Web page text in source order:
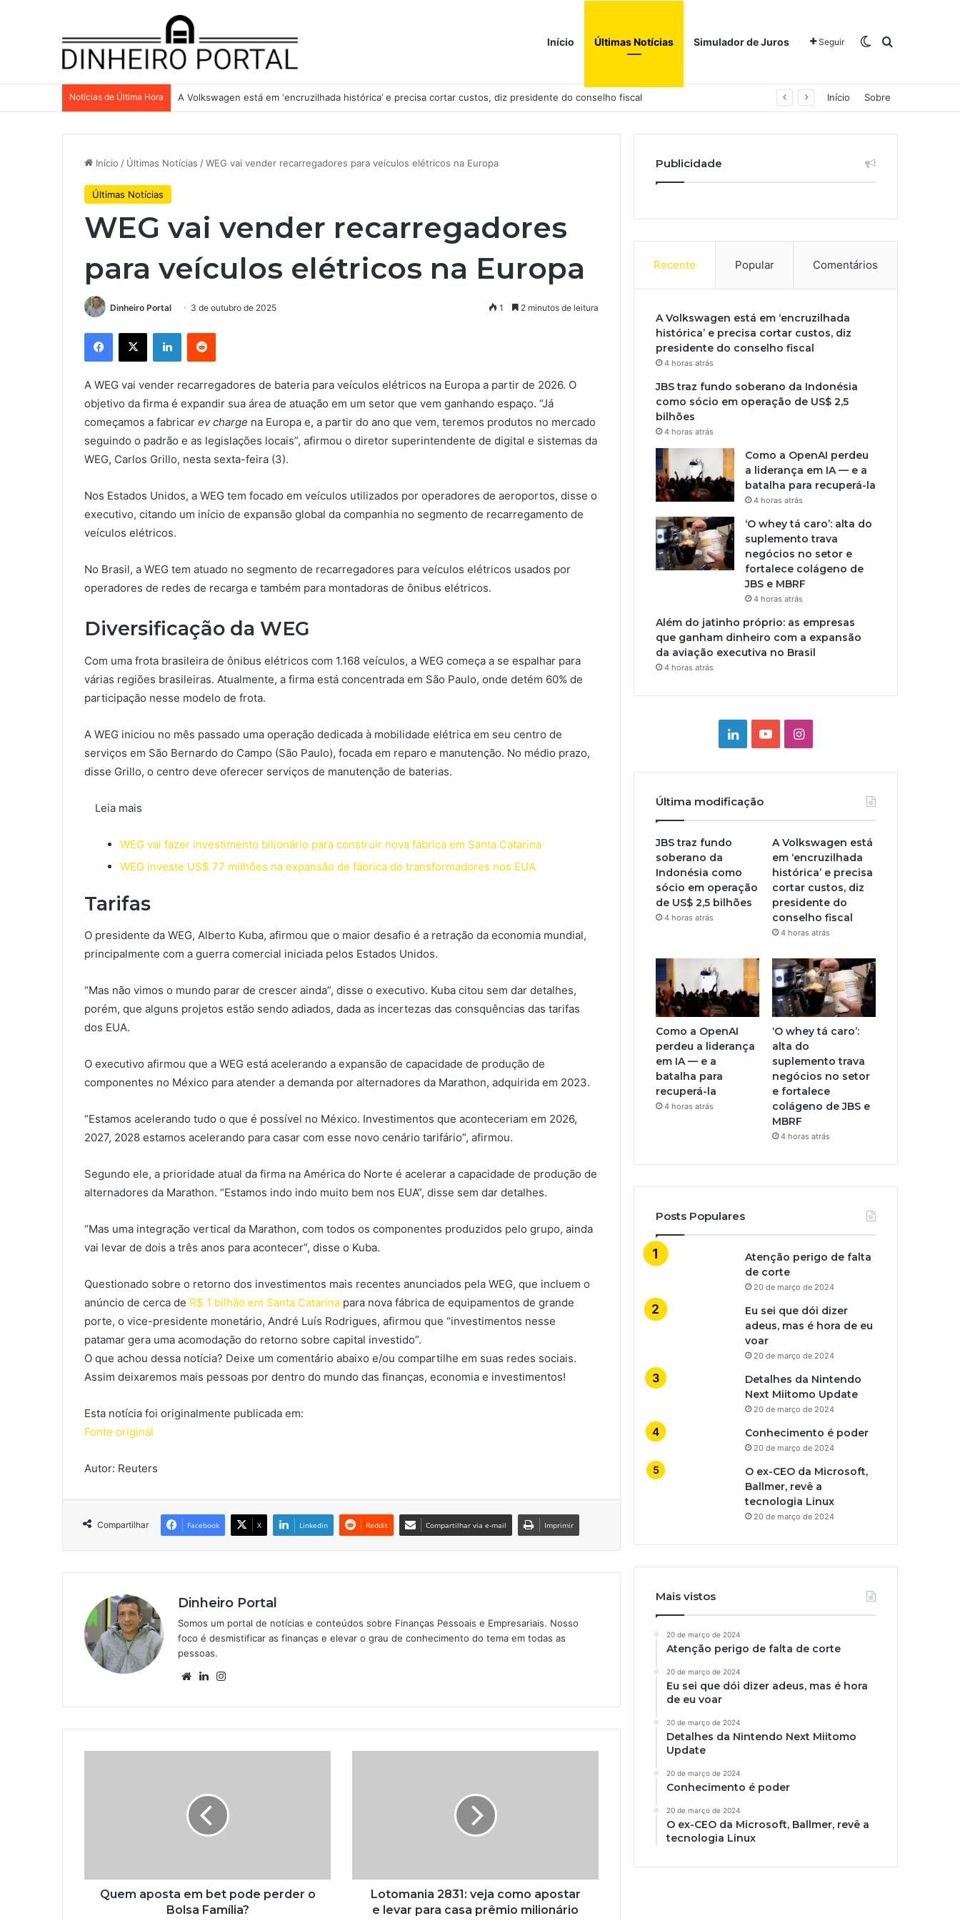
Início Últimas Notícias Simulador de Juros Seguir Switch skin
Procurar por
Notícias de Última Hora A Volkswagen está em ‘encruzilhada histórica’ e precisa cortar custos, diz presidente do conselho fiscal Início Sobre
Início / Últimas Notícias /WEG vai vender recarregadores para veículos elétricos na Europa
Últimas Notícias
WEG vai vender recarregadores
para veículos elétricos na Europa
Dinheiro Portal 3 de outubro de 2025 1 2 minutos de leitura
Facebook
X LinkedinReddit
A WEG vai vender recarregadores de bateria para veículos elétricos na Europa a partir de 2026. O
objetivo da firma é expandir sua área de atuação em um setor que vem ganhando espaço. “Já
começamos a fabricar ev charge na Europa e, a partir do ano que vem, teremos produtos no mercado
seguindo o padrão e as legislações locais”, afirmou o diretor superintendente de digital e sistemas da
WEG, Carlos Grillo, nesta sexta-feira (3).
Nos Estados Unidos, a WEG tem focado em veículos utilizados por operadores de aeroportos, disse o
executivo, citando um início de expansão global da companhia no segmento de recarregamento de
veículos elétricos.
No Brasil, a WEG tem atuado no segmento de recarregadores para veículos elétricos usados por
operadores de redes de recarga e também para montadoras de ônibus elétricos.
Diversificação da WEG
Com uma frota brasileira de ônibus elétricos com 1.168 veículos, a WEG começa a se espalhar para
várias regiões brasileiras. Atualmente, a firma está concentrada em São Paulo, onde detém 60% de
participação nesse modelo de frota.
A WEG iniciou no mês passado uma operação dedicada à mobilidade elétrica em seu centro de
serviços em São Bernardo do Campo (São Paulo), focada em reparo e manutenção. No médio prazo,
disse Grillo, o centro deve oferecer serviços de manutenção de baterias.
Leia mais
WEG vai fazer investimento bilionário para construir nova fábrica em Santa Catarina
WEG investe US$ 77 milhões na expansão de fábrica de transformadores nos EUA
Tarifas
O presidente da WEG, Alberto Kuba, afirmou que o maior desafio é a retração da economia mundial,
principalmente com a guerra comercial iniciada pelos Estados Unidos.
“Mas não vimos o mundo parar de crescer ainda”, disse o executivo. Kuba citou sem dar detalhes,
porém, que alguns projetos estão sendo adiados, dada as incertezas das consquências das tarifas
dos EUA.
O executivo afirmou que a WEG está acelerando a expansão de capacidade de produção de
componentes no México para atender a demanda por alternadores da Marathon, adquirida em 2023.
“Estamos acelerando tudo o que é possível no México. Investimentos que aconteceriam em 2026,
2027, 2028 estamos acelerando para casar com esse novo cenário tarifário”, afirmou.
Segundo ele, a prioridade atual da firma na América do Norte é acelerar a capacidade de produção de
alternadores da Marathon. “Estamos indo indo muito bem nos EUA”, disse sem dar detalhes.
“Mas uma integração vertical da Marathon, com todos os componentes produzidos pelo grupo, ainda
vai levar de dois a três anos para acontecer”, disse o Kuba.
Questionado sobre o retorno dos investimentos mais recentes anunciados pela WEG, que incluem o
anúncio de cerca de R$ 1 bilhão em Santa Catarina para nova fábrica de equipamentos de grande
porte, o vice-presidente monetário, André Luís Rodrigues, afirmou que “investimentos nesse
patamar gera uma acomodação do retorno sobre capital investido”.
O que achou dessa notícia? Deixe um comentário abaixo e/ou compartilhe em suas redes sociais.
Assim deixaremos mais pessoas por dentro do mundo das finanças, economia e investimentos!
Esta notícia foi originalmente publicada em:
Fonte original
Autor: Reuters
Compartilhar Facebook X Linkedin Reddit Compartilhar via e-mail Imprimir
Dinheiro Portal
Somos um portal de notícias e conteúdos sobre Finanças Pessoais e Empresariais. Nosso
foco é desmistificar as finanças e elevar o grau de conhecimento do tema em todas as
pessoas.
WebsiteLinkedin
Quem aposta em bet pode perder o
Bolsa Família?
Lotomania 2831: veja como apostar
e levar para casa prêmio milionário
Publicidade
Recente Popular Comentários
A Volkswagen está em ‘encruzilhada
histórica’ e precisa cortar custos, diz
presidente do conselho fiscal
4 horas atrás
JBS traz fundo soberano da Indonésia
como sócio em operação de US$ 2,5
bilhões
4 horas atrás
Como a OpenAI perdeu
a liderança em IA — e a
batalha para recuperá-la
4 horas atrás
‘O whey tá caro’: alta do
suplemento trava
negócios no setor e
fortalece colágeno de
JBS e MBRF
4 horas atrás
Além do jatinho próprio: as empresas
que ganham dinheiro com a expansão
da aviação executiva no Brasil
4 horas atrás
LinkedinYouTubeInstagram
Última modificação
JBS traz fundo
soberano da
Indonésia como
sócio em operação
de US$ 2,5 bilhões
4 horas atrás
A Volkswagen está
em ‘encruzilhada
histórica’ e precisa
cortar custos, diz
presidente do
conselho fiscal
4 horas atrás
Como a OpenAI
perdeu a liderança
em IA — e a
batalha para
recuperá-la
4 horas atrás
‘O whey tá caro’:
alta do
suplemento trava
negócios no setor
e fortalece
colágeno de JBS e
MBRF
4 horas atrás
Posts Populares
Atenção perigo de falta
de corte
20 de março de 2024
Eu sei que dói dizer
adeus, mas é hora de eu
voar
20 de março de 2024
Detalhes da Nintendo
Next Miitomo Update
20 de março de 2024
Conhecimento é poder
20 de março de 2024
O ex-CEO da Microsoft,
Ballmer, revê a
tecnologia Linux
20 de março de 2024
Mais vistos
20 de março de 2024
Atenção perigo de falta de corte
20 de março de 2024
Eu sei que dói dizer adeus, mas é hora
de eu voar
20 de março de 2024
Detalhes da Nintendo Next Miitomo
Update
20 de março de 2024
Conhecimento é poder
20 de março de 2024
O ex-CEO da Microsoft, Ballmer, revê a
tecnologia Linux